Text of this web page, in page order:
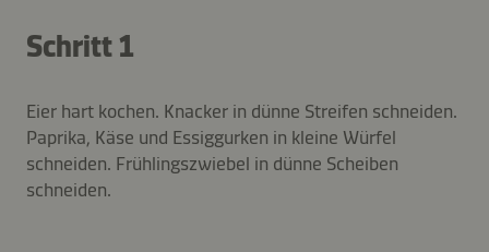
Schritt 1
Eier hart kochen. Knacker in dünne Streifen schneiden.
Paprika, Käse und Essiggurken in kleine Würfel
schneiden. Frühlingszwiebel in dünne Scheiben
schneiden.